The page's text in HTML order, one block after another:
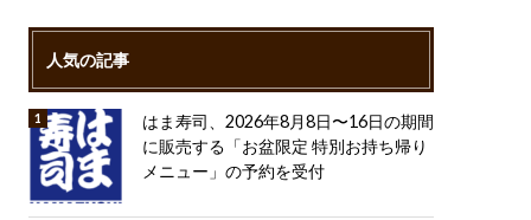
人気の記事
はま寿司、2026年8月8日〜16日の期間
に販売する「お盆限定 特別お持ち帰り
メニュー」の予約を受付